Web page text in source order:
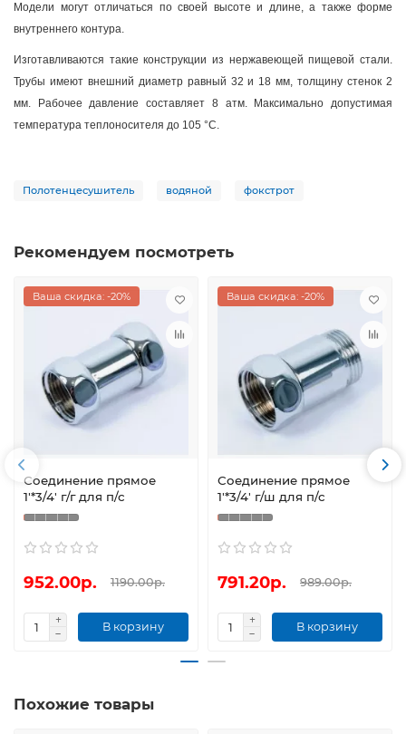
Модели могут отличаться по своей высоте и длине, а также форме
внутреннего контура.
Изготавливаются такие конструкции из нержавеющей пищевой стали.
Трубы имеют внешний диаметр равный 32 и 18 мм, толщину стенок2
мм. Рабочее давление составляет 8 атм. Максимально допустимая
температура теплоносителя до 105 °C.
Полотенцесушитель водяной фокстрот
Рекомендуем посмотреть
Ваша скидка: -20%
Соединение прямое
1'*3/4' г/г для п/с
952.00р. 1190.00р.
В корзину
Ваша скидка: -20%
Соединение прямое
1'*3/4' г/ш для п/с
791.20р. 989.00р.
В корзину
Похожие товары